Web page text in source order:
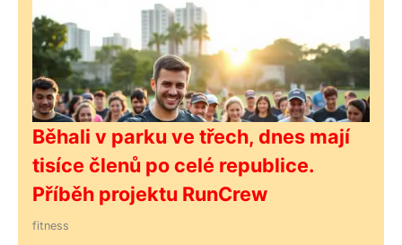
Běhali v parku ve třech, dnes mají
tisíce členů po celé republice.
Příběh projektu RunCrew
fitness